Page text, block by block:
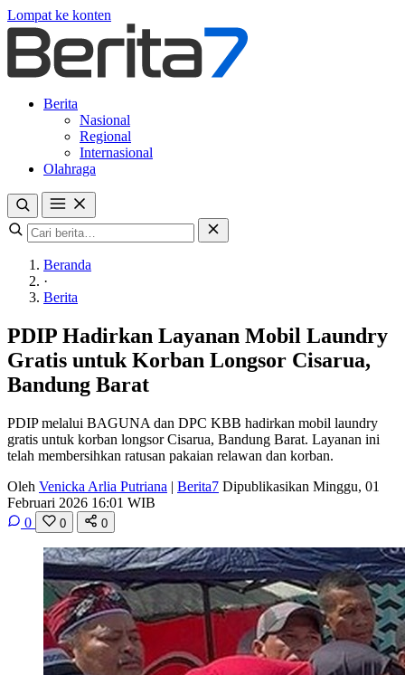
Lompat ke konten
Berita
Nasional
Regional
Internasional
Olahraga
Beranda
·
Berita
PDIP Hadirkan Layanan Mobil Laundry
Gratis untuk Korban Longsor Cisarua,
Bandung Barat
PDIP melalui BAGUNA dan DPC KBB hadirkan mobil laundry
gratis untuk korban longsor Cisarua, Bandung Barat. Layanan ini
telah membersihkan ratusan pakaian relawan dan korban.
Oleh Venicka Arlia Putriana | Berita7 Dipublikasikan Minggu, 01
Februari 2026 16:01 WIB
0
0 0